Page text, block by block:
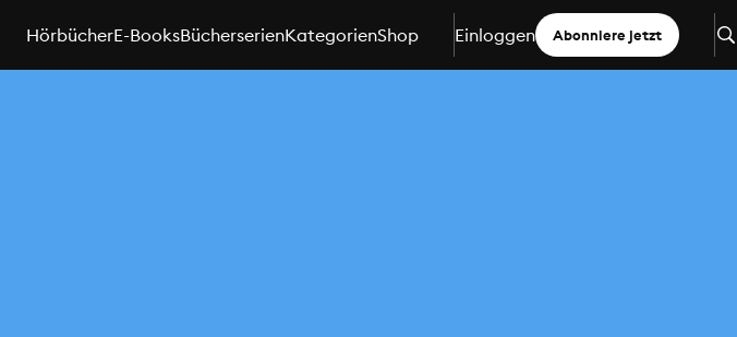
HörbücherE-BooksBücherserienKategorienShop Einloggen Abonniere jetzt